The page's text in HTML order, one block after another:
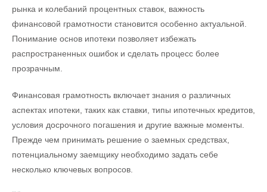
рынка и колебаний процентных ставок, важность
финансовой грамотности становится особенно актуальной.
Понимание основ ипотеки позволяет избежать
распространенных ошибок и сделать процесс более
прозрачным.
Финансовая грамотность включает знания о различных
аспектах ипотеки, таких как ставки, типы ипотечных кредитов,
условия досрочного погашения и другие важные моменты.
Прежде чем принимать решение о заемных средствах,
потенциальному заемщику необходимо задать себе
несколько ключевых вопросов.